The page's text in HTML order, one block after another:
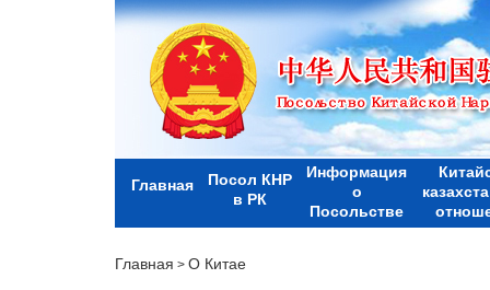
Главная
Посол КНР
в РК
Информация
о
Посольстве
Главная > О Китае